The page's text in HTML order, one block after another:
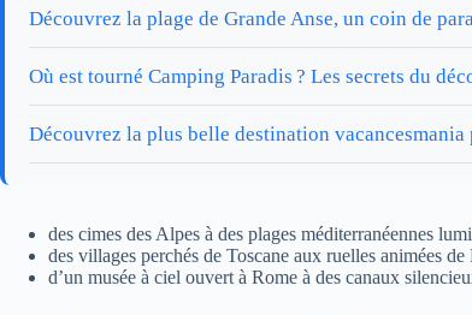
Découvrez la plage de Grande Anse, un coin de
Où est tourné Camping Paradis ? Les secrets du
Découvrez la plus belle destination vacancesmania
des cimes des Alpes à des plages méditerranéennes
des villages perchés de Toscane aux ruelles animées de
d’un musée à ciel ouvert à Rome à des canaux